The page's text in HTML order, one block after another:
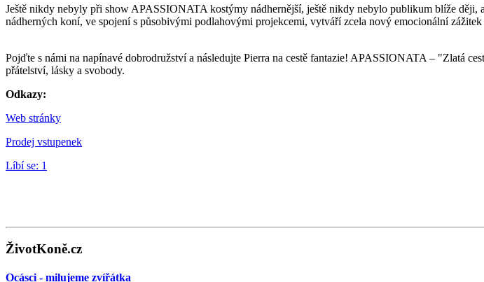
Ještě nikdy nebyly při show APASSIONATA kostýmy nádhernější, ještě nikdy nebylo publikum blíže
nádherných koní, ve spojení s působivými podlahovými projekcemi, vytváří zcela nový emocionální zážitek
Pojďte s námi na napínavé dobrodružství a následujte Pierra na cestě fantazie! APASSIONATA – "Zlatá
přátelství, lásky a svobody.
Odkazy:
Web stránky
Prodej vstupenek
Líbí se: 1
ŽivotKoně.cz
Ocásci - milujeme zvířátka